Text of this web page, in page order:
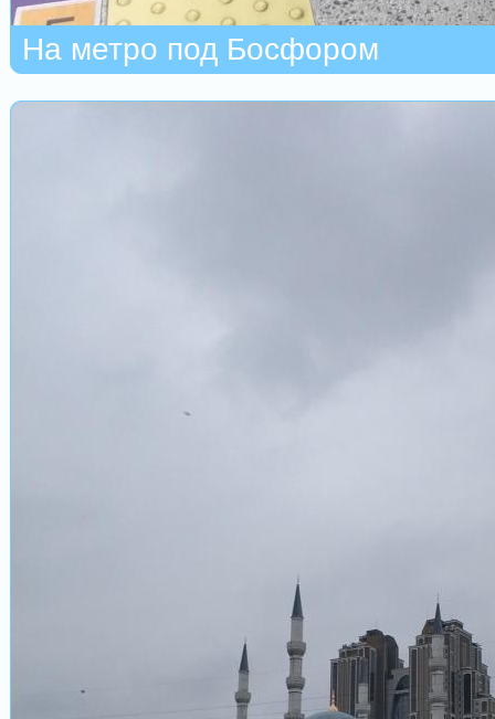
На метро под Босфором